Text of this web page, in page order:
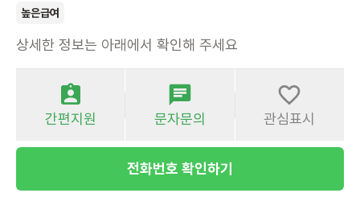
높은급여
상세한 정보는 아래에서 확인해 주세요
간편지원 문자문의 관심표시
전화번호 확인하기